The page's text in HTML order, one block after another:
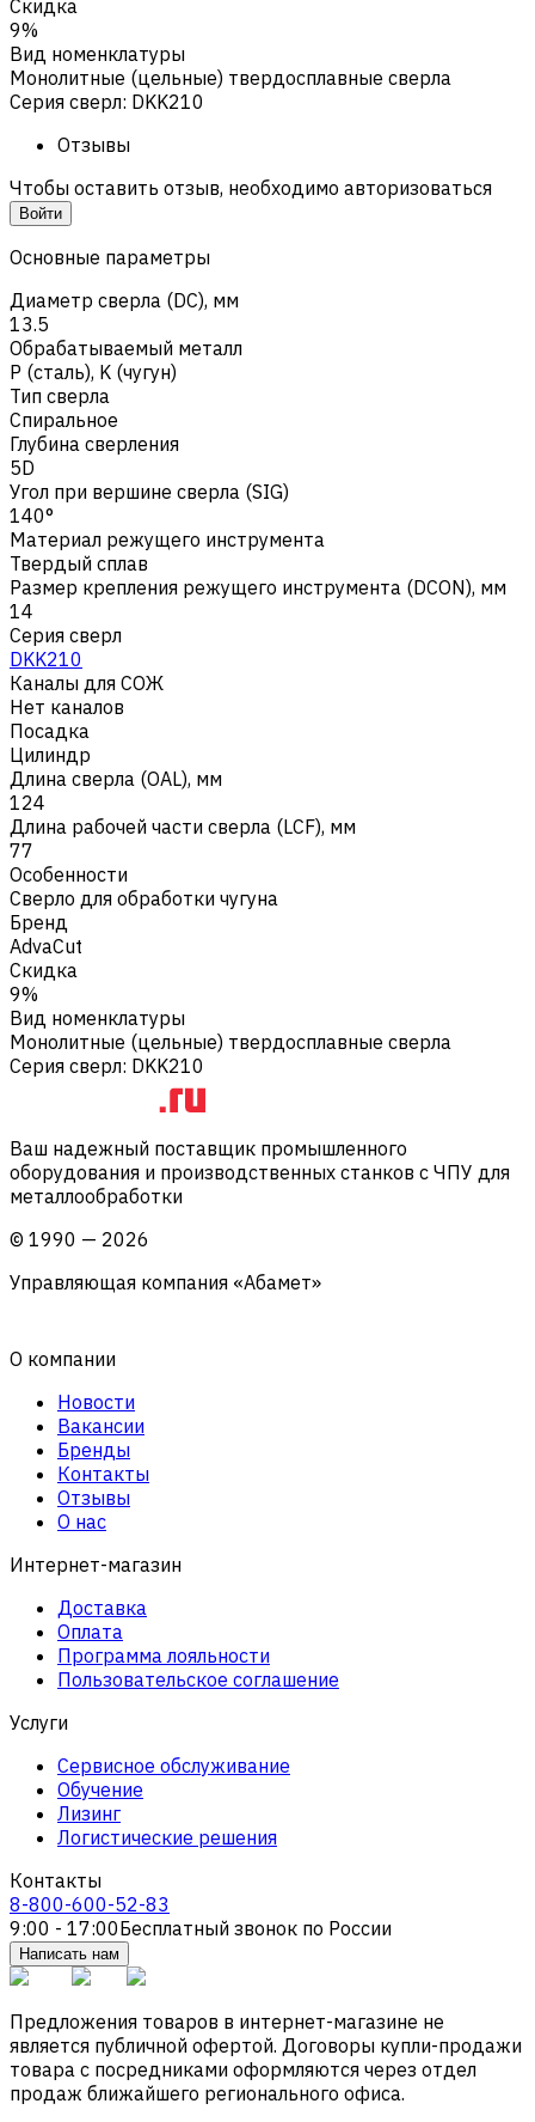
Скидка
9%
Вид номенклатуры
Монолитные (цельные) твердосплавные сверла
Серия сверл: DKK210
Отзывы
Чтобы оставить отзыв, необходимо авторизоваться
Войти
Основные параметры
Диаметр сверла (DC), мм
13.5
Обрабатываемый металл
Р (сталь), K (чугун)
Тип сверла
Спиральное
Глубина сверления
5D
Угол при вершине сверла (SIG)
140°
Материал режущего инструмента
Твердый сплав
Размер крепления режущего инструмента (DCON), мм
14
Серия сверл
DKK210
Каналы для СОЖ
Нет каналов
Посадка
Цилиндр
Длина сверла (OAL), мм
124
Длина рабочей части сверла (LCF), мм
77
Особенности
Сверло для обработки чугуна
Бренд
AdvaCut
Скидка
9%
Вид номенклатуры
Монолитные (цельные) твердосплавные сверла
Серия сверл: DKK210
Ваш надежный поставщик промышленного
оборудования и производственных станков с ЧПУ для
металлообработки
© 1990 — 2026
Управляющая компания «Абамет»
О компании
Новости
Вакансии
Бренды
Контакты
Отзывы
О нас
Интернет-магазин
Доставка
Оплата
Программа лояльности
Пользовательское соглашение
Услуги
Сервисное обслуживание
Обучение
Лизинг
Логистические решения
Контакты
8-800-600-52-83
9:00 - 17:00Бесплатный звонок по России
Написать нам
Предложения товаров в интернет-магазине не
является публичной офертой. Договоры купли-продажи
товара с посредниками оформляются через отдел
продаж ближайшего регионального офиса.